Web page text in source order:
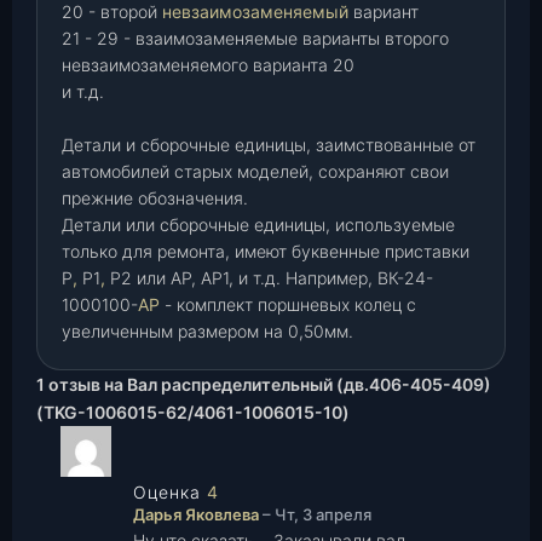
20 - второй невзаимозаменяемый вариант
21 - 29 - взаимозаменяемые варианты второго
невзаимозаменяемого варианта 20
и т.д.
Детали и сборочные единицы, заимствованные от
автомобилей старых моделей, сохраняют свои
прежние обозначения.
Детали или сборочные единицы, используемые
только для ремонта, имеют буквенные приставки
Р, Р1, Р2 или АР, АР1, и т.д. Например, ВК-24-
1000100-АР - комплект поршневых колец с
увеличенным размером на 0,50мм.
1 отзыв на Вал распределительный (дв.406-405-409)
(TKG-1006015-62/4061-1006015-10)
Оценка 4
из 5
Дарья Яковлева– Чт, 3 апреля